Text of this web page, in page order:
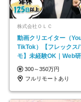
株式会社ＯＬＣ
動画クリエイター（
TikTok）【フレックス/
モ】未経験OK｜Web
｜副業OK
300～350万円
フルリモートあり